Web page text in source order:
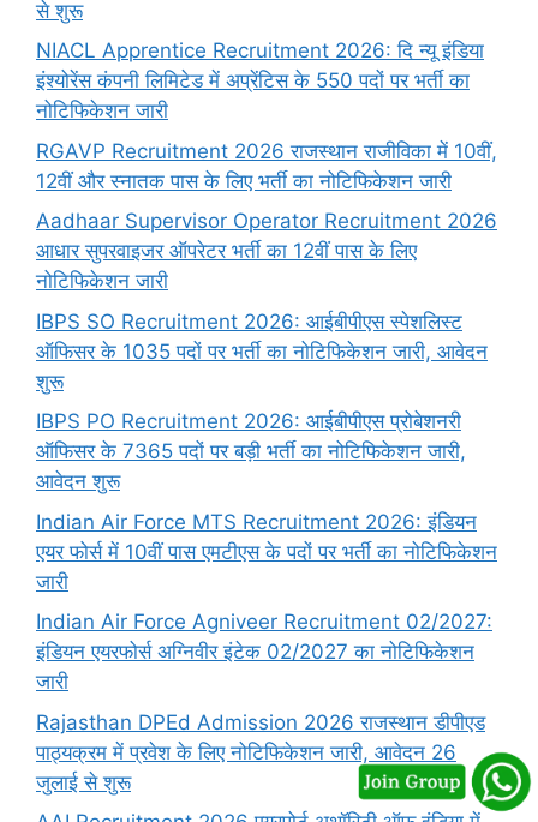
से शुरू
NIACL Apprentice Recruitment 2026: दि न्यू इंडिया
इंश्योरेंस कंपनी लिमिटेड में अप्रेंटिस के 550 पदों पर भर्ती का
नोटिफिकेशन जारी
RGAVP Recruitment 2026 राजस्थान राजीविका में 10वीं,
12वीं और स्नातक पास के लिए भर्ती का नोटिफिकेशन जारी
Aadhaar Supervisor Operator Recruitment 2026
आधार सुपरवाइजर ऑपरेटर भर्ती का 12वीं पास के लिए
नोटिफिकेशन जारी
IBPS SO Recruitment 2026: आईबीपीएस स्पेशलिस्ट
ऑफिसर के 1035 पदों पर भर्ती का नोटिफिकेशन जारी, आवेदन
शुरू
IBPS PO Recruitment 2026: आईबीपीएस प्रोबेशनरी
ऑफिसर के 7365 पदों पर बड़ी भर्ती का नोटिफिकेशन जारी,
आवेदन शुरू
Indian Air Force MTS Recruitment 2026: इंडियन
एयर फोर्स में 10वीं पास एमटीएस के पदों पर भर्ती का नोटिफिकेशन
जारी
Indian Air Force Agniveer Recruitment 02/2027:
इंडियन एयरफोर्स अग्निवीर इंटेक 02/2027 का नोटिफिकेशन
जारी
Rajasthan DPEd Admission 2026 राजस्थान डीपीएड
पाठ्यक्रम में प्रवेश के लिए नोटिफिकेशन जारी, आवेदन 26
जुलाई से शुरू